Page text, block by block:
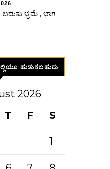
ಬದುಕು ಭ್ರಮೆ , ಭಾಗ
ಹುಡುಕಬಹುದು
2026
T F S
1